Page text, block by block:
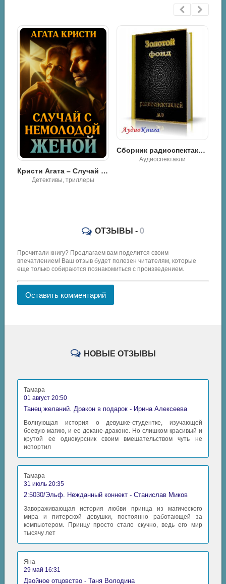
Аудиоспектакли
ОТЗЫВЫ - 0
Прочитали книгу? Предлагаем вам поделится своим
впечатлением! Ваш отзыв будет полезен читателям, которые
еще только собираются познакомиться с произведением.
Оставить комментарий
НОВЫЕ ОТЗЫВЫ
Тамара
01 август 20:50
Танец желаний. Дракон в подарок - Ирина Алексеева
Волнующая история о девушке-студентке, изучающей
боевую магию, и ее декане-драконе. Но слишком красивый и
крутой ее однокурсник своим вмешательством чуть не
испортил
Тамара
31 июль 20:35
2:5030/Эльф. Нежданный коннект - Станислав Миков
Завораживающая история любви принца из магического
мира и питерской девушки, постоянно работающей за
компьютером. Принцу просто стало скучно, ведь его мир
тысячу лет
Яна
29 май 16:31
Двойное отцовство - Таня Володина